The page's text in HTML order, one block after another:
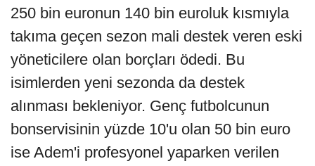
250 bin euronun 140 bin euroluk kısmıyla
takıma geçen sezon mali destek veren eski
yöneticilere olan borçları ödedi. Bu
isimlerden yeni sezonda da destek
alınması bekleniyor. Genç futbolcunun
bonservisinin yüzde 10'u olan 50 bin euro
ise Adem'i profesyonel yaparken verilen